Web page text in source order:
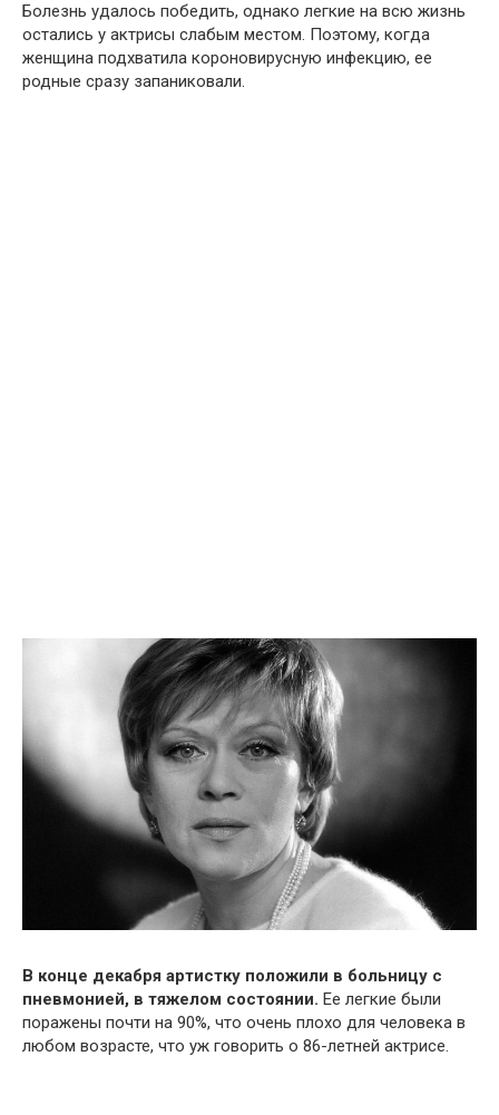
Болезнь удалось победить, однако легкие на всю жизнь
остались у актрисы слабым местом. Поэтому, когда
женщина подхватила короновирусную инфекцию, ее
родные сразу запаниковали.
В конце декабря артистку положили в больницу с
пневмонией, в тяжелом состоянии. Ее легкие были
поражены почти на 90%, что очень плохо для человека в
любом возрасте, что уж говорить о 86-летней актрисе.